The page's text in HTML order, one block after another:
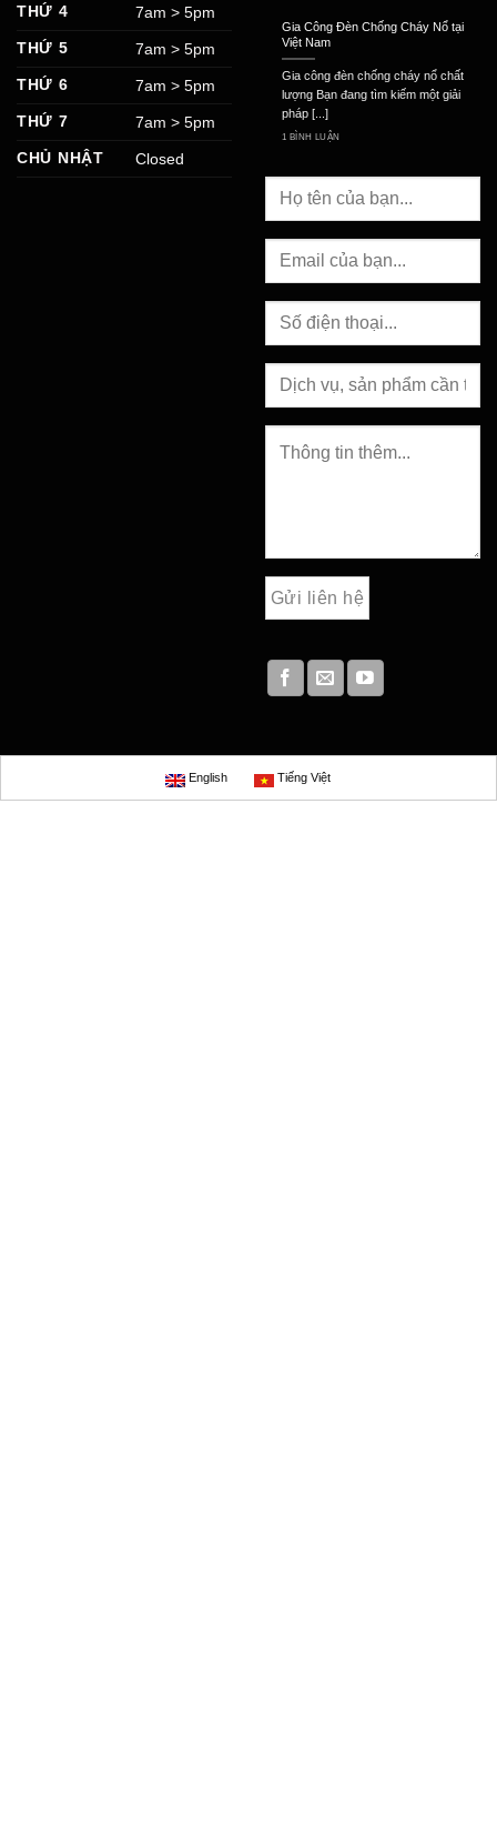
THỨ 4
7am > 5pm
THỨ 5
7am > 5pm
THỨ 6
7am > 5pm
THỨ 7
7am > 5pm
CHỦ NHẬT
Closed
Gia Công Đèn Chống Cháy Nổ tại
Việt Nam
Gia công đèn chống cháy nổ chất
lượng Bạn đang tìm kiếm một giải
pháp [...]
1 BÌNH LUẬN
English Tiếng Việt